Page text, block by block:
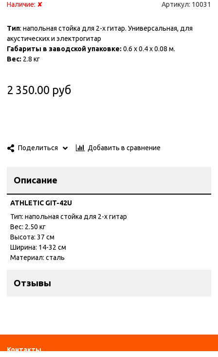
Наличие: ✘ Артикул: 10031
Тип: напольная стойка для 2-х гитар. Универсальная, для
акустических и электрогитар
Габариты в заводской упаковке: 0.6 x 0.4 x 0.08 м.
Вес: 2.8 кг
2 350.00 руб
Поделиться Добавить в сравнение
Описание
ATHLETIC GIT-42U
Тип: напольная стойка для 2-х гитар
Вес: 2.50 кг
Высота: 37 см
Ширина: 14-32 см
Материал: сталь
Отзывы
Контакты